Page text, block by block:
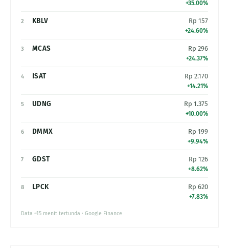
+35.00%
2 KBLV Rp 157
+24.60%
3 MCAS Rp 296
+24.37%
4 ISAT Rp 2.170
+14.21%
5 UDNG Rp 1.375
+10.00%
6 DMMX Rp 199
+9.94%
7 GDST Rp 126
+8.62%
8 LPCK Rp 620
+7.83%
Data ~15 menit tertunda · Google Finance